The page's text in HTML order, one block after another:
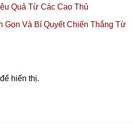
Quả Từ Các Cao Thủ
Gọn Và Bí Quyết Chiến Thắng Từ
hiển thị.